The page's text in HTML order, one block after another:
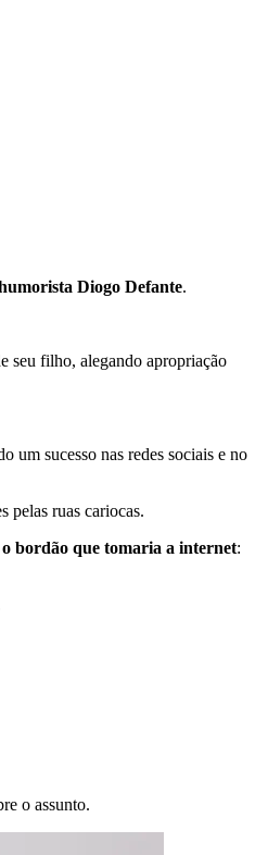
Diogo Defante.
seu filho, alegando apropriação
um sucesso nas redes sociais e no
pelas ruas cariocas.
bordão que tomaria a internet:
o assunto.